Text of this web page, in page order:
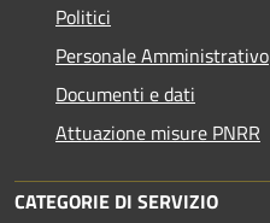
Politici
Personale Amministrativo
Documenti e dati
Attuazione misure PNRR
CATEGORIE DI SERVIZIO